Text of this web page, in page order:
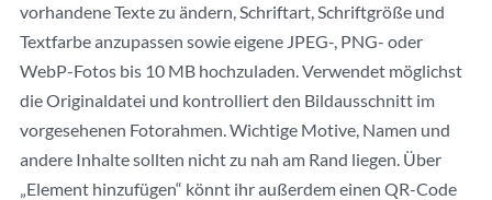
vorhandene Texte zu ändern, Schriftart, Schriftgröße und
Textfarbe anzupassen sowie eigene JPEG-, PNG- oder
WebP-Fotos bis 10 MB hochzuladen. Verwendet möglichst
die Originaldatei und kontrolliert den Bildausschnitt im
vorgesehenen Fotorahmen. Wichtige Motive, Namen und
andere Inhalte sollten nicht zu nah am Rand liegen. Über
„Element hinzufügen“ könnt ihr außerdem einen QR-Code